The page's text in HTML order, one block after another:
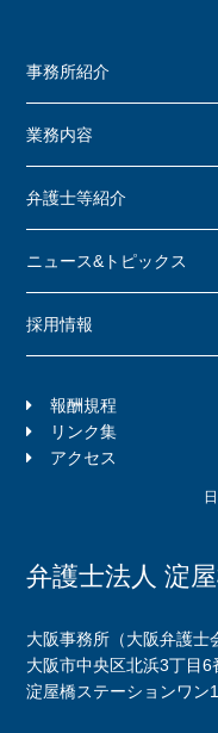
事務所紹介
業務内容
弁護士等紹介
ニュース&トピックス
採用情報
報酬規程
リンク集
アクセス
弁護士法人 淀
大阪事務所（大阪弁護士
大阪市中央区北浜3丁目
淀屋橋ステーションワン